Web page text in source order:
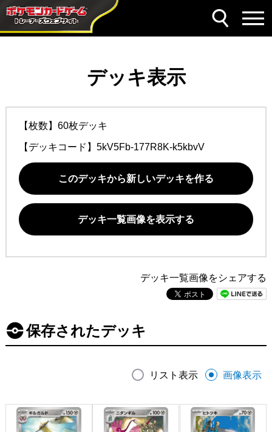
デッキ表示
【枚数】60枚デッキ
【デッキコード】 5kV5Fb-177R8K-k5kbvV
このデッキから新しいデッキを作る
デッキ一覧画像を表示する
デッキ一覧画像をシェアする
保存されたデッキ
リスト表示 画像表示